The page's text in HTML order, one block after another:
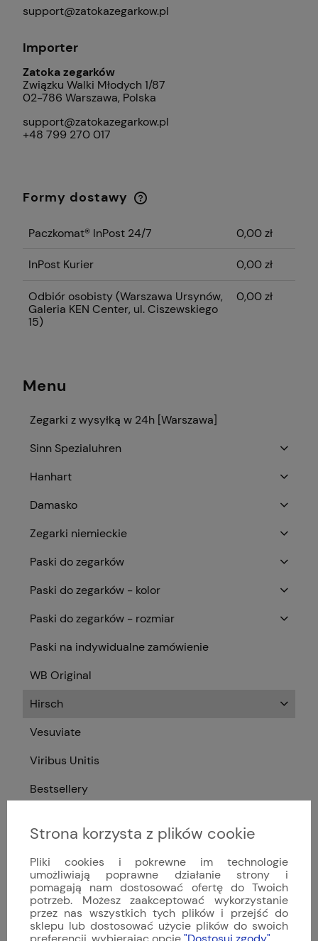
support@zatokazegarkow.pl
Importer
Zatoka zegarków
Związku Walki Młodych 1/87
02-786 Warszawa, Polska
support@zatokazegarkow.pl
+48 799 270 017
Formy dostawy
Cena nie zawiera ewentualnych kosztów
Paczkomat® InPost 24/7 0,00 zł
InPost Kurier 0,00 zł
Odbiór osobisty(Warszawa Ursynów,
Galeria KEN Center, ul. Ciszewskiego
15)
0,00 zł
Menu
Zegarki z wysyłką w 24h [Warszawa]
Sinn Spezialuhren
Hanhart
Damasko
Zegarki niemieckie
Paski do zegarków
Paski do zegarków - kolor
Paski do zegarków - rozmiar
Paski na indywidualne zamówienie
WB Original
Hirsch
Vesuviate
Viribus Unitis
Bestsellery
Zegarki damskie
Typ mechanizmu
Zegarki luksusowe
Strona korzysta z plików cookie
Pliki cookies i pokrewne im technologie
umożliwiają poprawne działanie strony i
pomagają nam dostosować ofertę do Twoich
potrzeb. Możesz zaakceptować wykorzystanie
przez nas wszystkich tych plików i przejść do
sklepu lub dostosować użycie plików do swoich